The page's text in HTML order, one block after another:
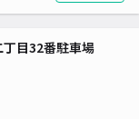
目32番駐車場